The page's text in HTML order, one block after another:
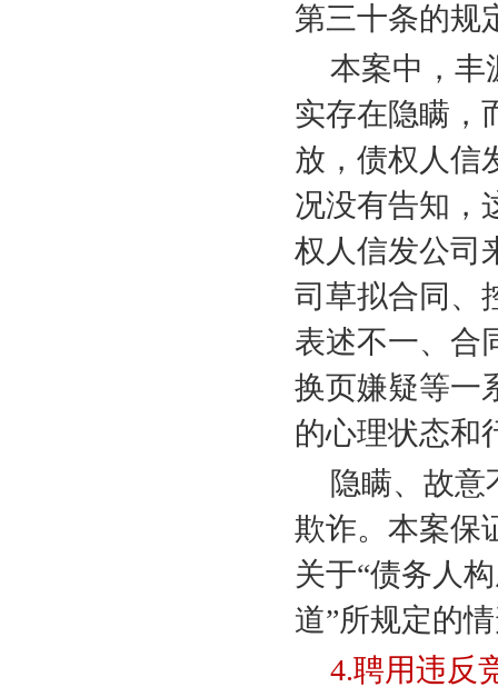
第三十条的规
本案中，丰
实存在隐瞒，
放，债权人信
况没有告知，
权人信发公司
司草拟合同、
表述不一、合
换页嫌疑等一
的心理状态和
隐瞒、故意
欺诈。本案保
关于“债务人
道”所规定的
4.聘用违反